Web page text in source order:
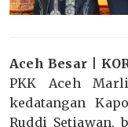
Aceh Besar |
PKK Aceh
kedatangan
Ruddi Setiawan,